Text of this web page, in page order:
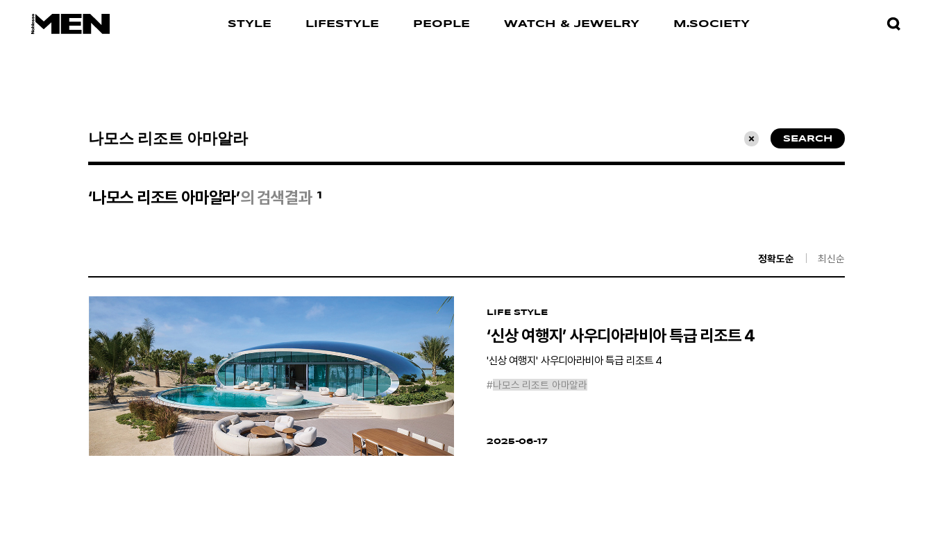
STYLE LIFESTYLE PEOPLE WATCH & JEWELRY M.SOCIETY
검색결과
초기화 SEARCH
‘나모스 리조트 아마알라’의 검색결과 1
정확도순 최신순
LIFE STYLE
‘신상 여행지’ 사우디아라비아 특급 리조트 4
'신상 여행지' 사우디아라비아 특급 리조트 4
#나모스 리조트 아마알라
2025-06-17